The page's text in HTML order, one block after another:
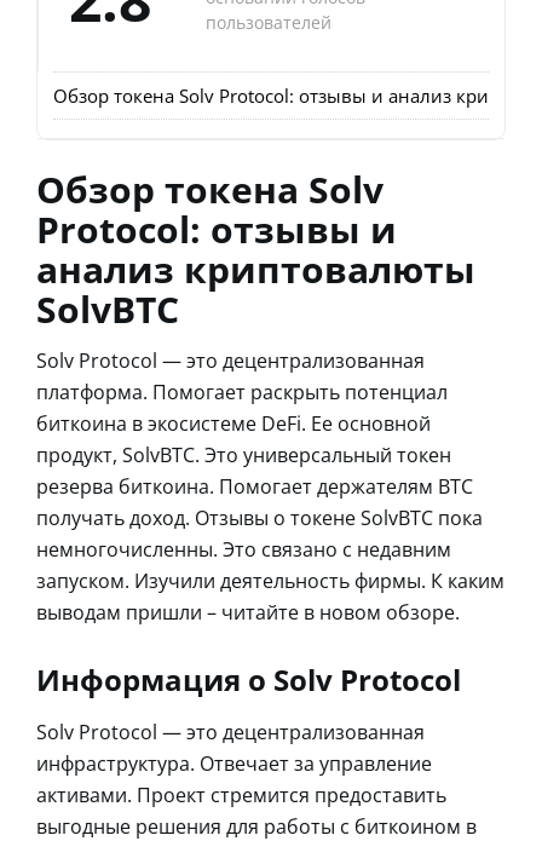
пользователей
Обзор токена Solv Protocol: отзывы и анализ
Обзор токена Solv
Protocol: отзывы и
анализ криптовалюты
SolvBTC
Solv Protocol — это децентрализованная
платформа. Помогает раскрыть потенциал
биткоина в экосистеме DeFi. Ее основной
продукт, SolvBTC. Это универсальный токен
резерва биткоина. Помогает держателям BTC
получать доход. Отзывы о токене SolvBTC пока
немногочисленны. Это связано с недавним
запуском. Изучили деятельность фирмы. К каким
выводам пришли – читайте в новом обзоре.
Информация о Solv Protocol
Solv Protocol — это децентрализованная
инфраструктура. Отвечает за управление
активами. Проект стремится предоставить
выгодные решения для работы с биткоином в